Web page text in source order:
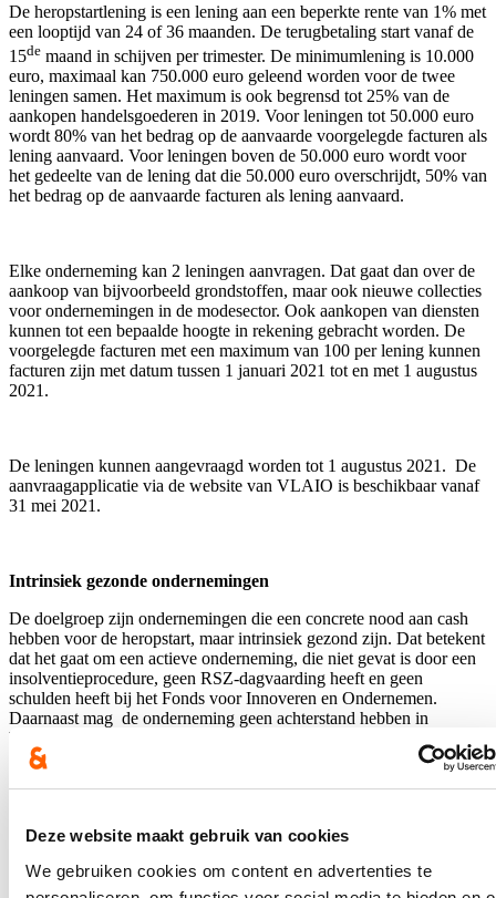
Deze website maakt gebruik van cookies
We gebruiken cookies om content en advertenties te
De heropstartlening is een lening aan een beperkte rente van 1% met
een looptijd van 24 of 36 maanden. De terugbetaling start vanaf de
15de maand in schijven per trimester. De minimumlening is 10.000
euro, maximaal kan 750.000 euro geleend worden voor de twee
leningen samen. Het maximum is ook begrensd tot 25% van de
aankopen handelsgoederen in 2019. Voor leningen tot 50.000 euro
wordt 80% van het bedrag op de aanvaarde voorgelegde facturen als
lening aanvaard. Voor leningen boven de 50.000 euro wordt voor
het gedeelte van de lening dat die 50.000 euro overschrijdt, 50% van
het bedrag op de aanvaarde facturen als lening aanvaard.
Elke onderneming kan 2 leningen aanvragen. Dat gaat dan over de
aankoop van bijvoorbeeld grondstoffen, maar ook nieuwe collecties
voor ondernemingen in de modesector. Ook aankopen van diensten
kunnen tot een bepaalde hoogte in rekening gebracht worden. De
voorgelegde facturen met een maximum van 100 per lening kunnen
facturen zijn met datum tussen 1 januari 2021 tot en met 1 augustus
2021.
De leningen kunnen aangevraagd worden tot 1 augustus 2021. De
aanvraagapplicatie via de website van VLAIO is beschikbaar vanaf
31 mei 2021.
Intrinsiek gezonde ondernemingen
De doelgroep zijn ondernemingen die een concrete nood aan cash
hebben voor de heropstart, maar intrinsiek gezond zijn. Dat betekent
dat het gaat om een actieve onderneming, die niet gevat is door een
insolventieprocedure, geen RSZ-dagvaarding heeft en geen
schulden heeft bij het Fonds voor Innoveren en Ondernemen.
Daarnaast mag de onderneming geen achterstand hebben in
betalingen aan RSZ en BTW, of aan financiële instellingen, … Ook
een vzw kan een heropstartlening aanvragen.
Globalisatiemechanisme loopt
Ondernemingen die in de laatste drie kwartalen van 2020 minstens
60% omzetverlies hadden, kunnen een beroep doen op het